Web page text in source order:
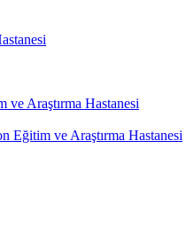
Araştırma Hastanesi
Eğitim ve Araştırma Hastanesi